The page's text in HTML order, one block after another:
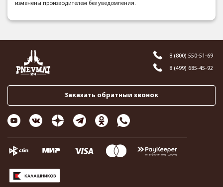
изменены производителем без уведомления.
8 (800) 550-51-69
8 (499) 685-45-92
Заказать обратный звонок